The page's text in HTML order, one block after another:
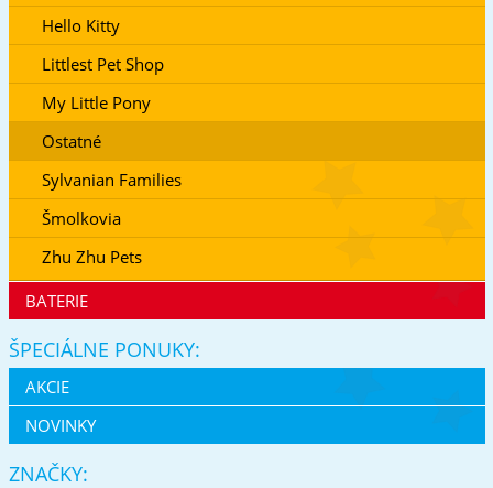
Hello Kitty
Littlest Pet Shop
My Little Pony
Ostatné
Sylvanian Families
Šmolkovia
Zhu Zhu Pets
BATERIE
ŠPECIÁLNE PONUKY:
AKCIE
NOVINKY
ZNAČKY: